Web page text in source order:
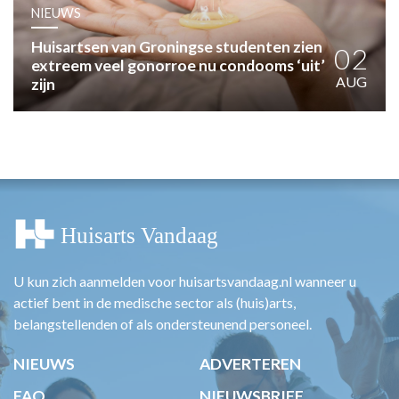
PRAKTIJKZAKEN
TARIEVEN
VPHUISARTSEN
MEDISCHE VAKHANDEL
NIEUWS
Huisartsen van Groningse studenten zien
extreem veel gonorroe nu condooms ‘uit’
zijn
02
AUG
U kun zich aanmelden voor huisartsvandaag.nl wanneer u
actief bent in de medische sector als (huis)arts,
belangstellenden of als ondersteunend personeel.
NIEUWS
ADVERTEREN